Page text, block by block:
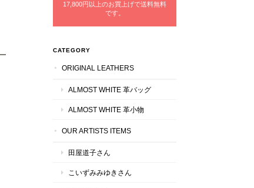
17,800円以上のお買上げで送料無料
です。
CATEGORY
ORIGINAL LEATHERS
ALMOST WHITE 革バッグ
ALMOST WHITE 革小物
OUR ARTISTS ITEMS
田屋道子さん
こいずみみゆきさん